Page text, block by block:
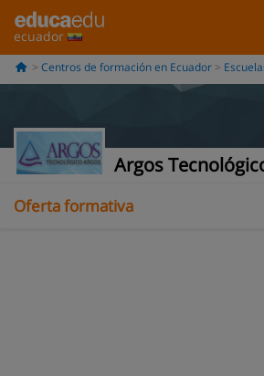
ecuador
Centros de formación en Ecuador
Argos
Opiniones
Oferta formativa